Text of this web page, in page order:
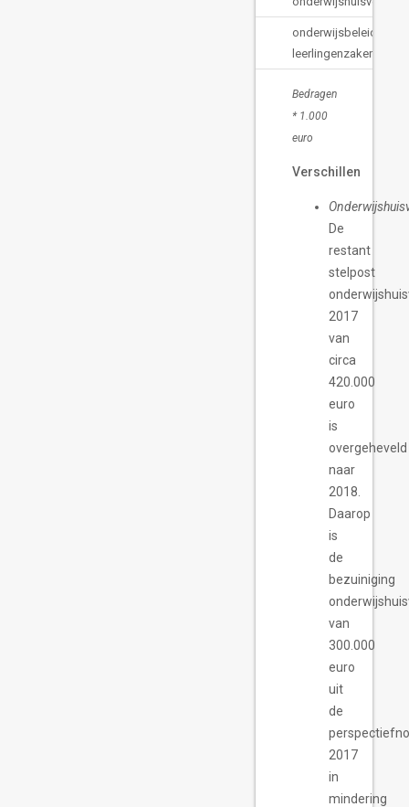
Volkshuisvesting, ruimtelijke ordening en stedelijke vernieuwing
onderwijsbeleid en
leerlingenzaken
Bedragen
* 1.000
euro
Verschillen
De
restant
stelpost
2017
van
circa
420.000
euro
is
overgeheveld
naar
2018.
Daarop
is
de
bezuiniging
van
300.000
euro
uit
de
2017
in
mindering